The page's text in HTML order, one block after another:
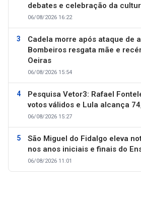
debates e celebração da
06/08/2026 16:22
Cadela morre após ataque de
Bombeiros resgata mãe e
Oeiras
06/08/2026 15:54
Pesquisa Vetor3: Rafael
votos válidos e Lula alcança
06/08/2026 15:27
São Miguel do Fidalgo eleva
nos anos iniciais e finais do
06/08/2026 11:01